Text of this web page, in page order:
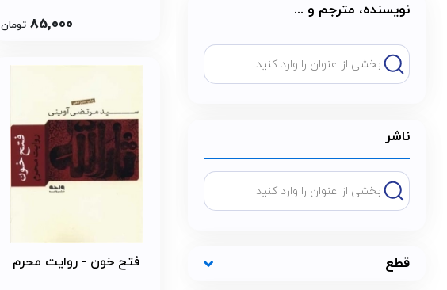
نویسنده، مترجم و ...
ناشر
قطع
85,000 تومان
فتح خون - روایت محرم